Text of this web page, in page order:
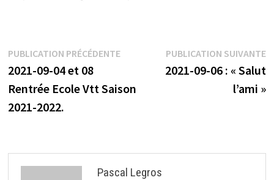
Navigation
de
l’article
PUBLICATION PRÉCÉDENTEPublication
précédente :
2021-09-04 et 08
Rentrée Ecole Vtt Saison
2021-2022.
PUBLICATION SUIVANTE
2021-09-06 : « Salut
l’ami »
Pascal Legros